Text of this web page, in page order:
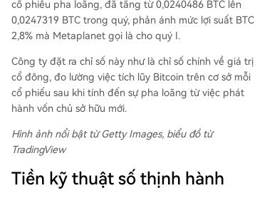
cổ phiếu pha loãng, đã tăng từ 0,0240486 BTC lên
0,0247319 BTC trong quý, phản ánh mức lợi suất BTC
2,8% mà Metaplanet gọi là cho quý I.
Công ty đặt ra chỉ số này như là chỉ số chính về giá trị
cổ đông, đo lường việc tích lũy Bitcoin trên cơ sở mỗi
cổ phiếu sau khi tính đến sự pha loãng từ việc phát
hành vốn chủ sở hữu mới.
Hình ảnh nổi bật từ Getty Images, biểu đồ từ
TradingView
Tiền kỹ thuật số thịnh hành